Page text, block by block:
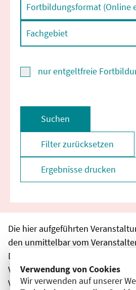
Verwendung von Cookies
Wir verwenden auf unserer
Fortbildungsformat (Online
Fachgebiet
nur entgeltfreie
Suchen
Filter zurücksetzen
Ergebnisse drucken
Die hier aufgeführten
den unmittelbar vom
Die Ärztekammer Berlin
Verantwortung für den Inhalt, die
Veranstalter.